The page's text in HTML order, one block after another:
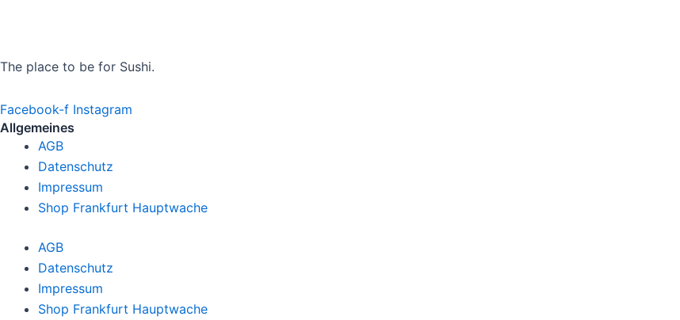
The place to be for Sushi.
Facebook-f Instagram
Allgemeines
AGB
Datenschutz
Impressum
Shop Frankfurt Hauptwache
AGB
Datenschutz
Impressum
Shop Frankfurt Hauptwache